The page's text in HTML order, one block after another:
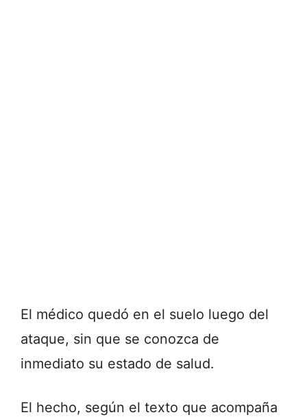
El médico quedó en el suelo luego del
ataque, sin que se conozca de
inmediato su estado de salud.
El hecho, según el texto que acompaña